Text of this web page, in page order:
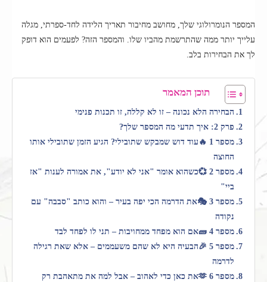
המספר הנומרולוגי שלך, מחושב מחיבור תאריך הלידה לחד-ספרתי, מגלה
עלייך יותר ממה שהתרשמת מהביו שלו. והמספר הזה? לפעמים הוא דופק
לך את הבחירות בלב.
תוכן המאמר
הבחירה הלא נכונה – זו לא קללה, זו תכנות פנימי
פרק 2: איך תדעי מה המספר שלך?
מספר 1 🔥עוד דוש שמבקש שתובילי? הגיע הזמן שתובילי אותו
החוצה
מספר 2 💞כשהוא אומר "אני לא יודע", את אמורה לענות "אז
ביי"
מספר 3 🎭את הדרמה הכי יפה בעיר – והוא כותב "סבבה" עם
נקודה
מספר 4 🧱אם הוא מפחד ממחויבות – תני לו לפחד לבד
מספר 5 🎉הבעיה היא לא שהם משעממים – אלא שאת רגילה
לדרמה
מספר 6 🫶את כאן כדי לאהוב – אבל למה את מתאהבת רק